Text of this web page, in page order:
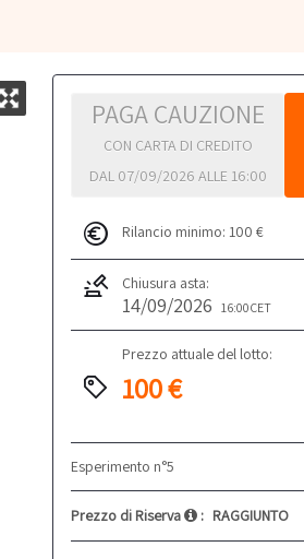
PAGA CAUZIONE
CON CARTA DI CREDITO
DAL 07/09/2026 ALLE 16:00
Rilancio minimo: 100 €
Chiusura asta:
14/09/2026 16:00CET
Prezzo attuale del lotto:
Aggiorno il prezzo...
Esperimento n°5
Prezzo di Riserva : RAGGIUNTO